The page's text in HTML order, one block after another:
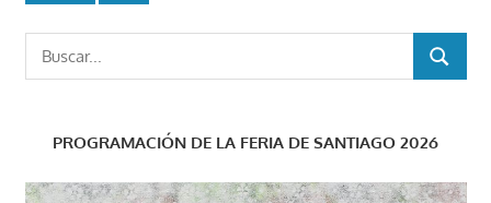
Buscar:
BUSCAR
PROGRAMACIÓN DE LA FERIA DE SANTIAGO 2026